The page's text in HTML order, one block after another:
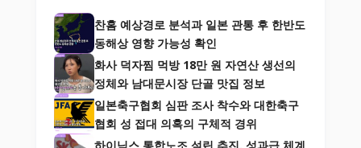
찬홈 예상경로 분석과 일본 관통 후 한반도
동해상 영향 가능성 확인
화사 덕자찜 먹방 18만 원 자연산 생선의
정체와 남대문시장 단골 맛집 정보
일본축구협회 심판 조사 착수와 대한축구
협회 성 접대 의혹의 구체적 경위